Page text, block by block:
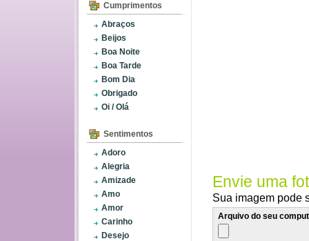
Cumprimentos
Abraços
Beijos
Boa Noite
Boa Tarde
Bom Dia
Obrigado
Oi / Olá
Sentimentos
Adoro
Alegria
Amizade
Amo
Amor
Carinho
Desejo
Envie uma
Sua imagem pode
Arquivo do seu